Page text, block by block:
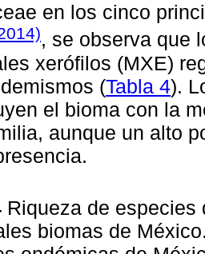
en los cinco
, se observa que
xerófilos (MXE)
(Tabla 4).
el bioma con la
aunque un alto
Riqueza de
biomas de